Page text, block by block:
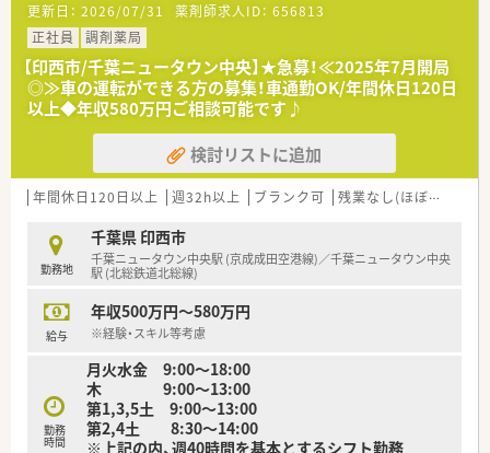
更新日： 2026/07/31 薬剤師求人ID： 656813
正社員
調剤薬局
【印西市/千葉ニュータウン中央】★急募！≪2025年7月開局
◎≫車の運転ができる方の募集！車通勤OK/年間休日120日
以上◆年収580万円ご相談可能です♪
検討リストに追加
年間休日120日以上 週32h以上 ブランク可 残業なし(ほぼなし含む)
勤務地
千葉県 印西市
千葉ニュータウン中央駅 (京成成田空港線)／千葉ニュータウン中央
駅 (北総鉄道北総線)
給与
年収500万円～580万円
※経験・スキル等考慮
勤務
時間
月火水金 9:00～18:00
木 9:00～13:00
第1,3,5土 9:00～13:00
第2,4土 8:30～14:00
※上記の内、週40時間を基本とするシフト勤務